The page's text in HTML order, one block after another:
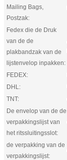
Mailing Bags,
Postzak:
Fedex die de Druk
van de de
plakbandzak van de
lijstenvelop inpakken:
FEDEX:
DHL:
TNT:
De envelop van de de
verpakkingslijst van
het ritssluitingsslot:
de verpakking van de
verpakkingslijst: